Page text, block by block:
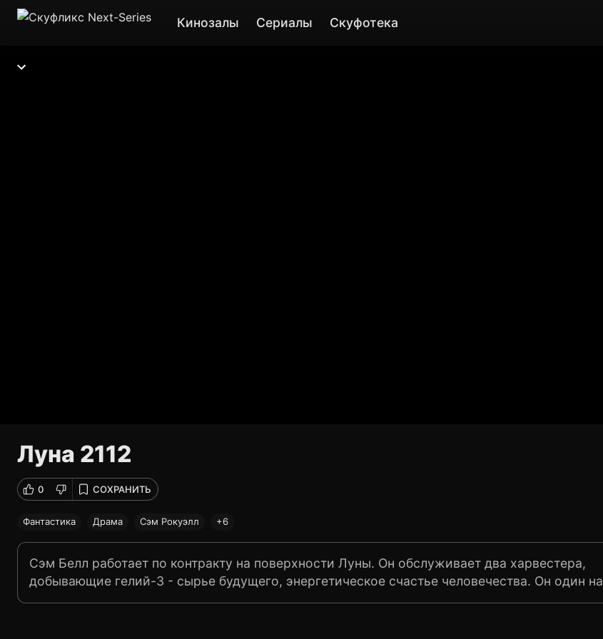
Кинозалы Сериалы Скуфотека
Луна 2112
0 СОХРАНИТЬ
Фантастика Драма Сэм Рокуэлл +6
Сэм Белл работает по контракту на поверхности Луны. Он обслуживает два харвестера,
добывающие гелий-3 - сырье будущего, энергетическое счастье человечества. Он один на